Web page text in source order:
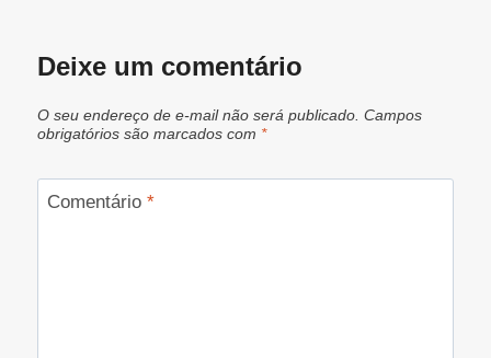
Deixe um comentário
O seu endereço de e-mail não será publicado. Campos
obrigatórios são marcados com *
Comentário *